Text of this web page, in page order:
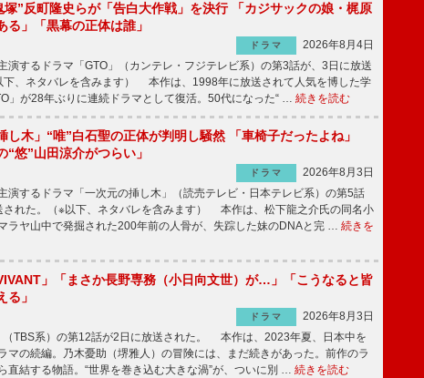
塚”反町隆史らが「告白大作戦」を決行 「カジサックの娘・梶原
る」「黒幕の正体は誰」
ドラマ
2026年8月4日
演するドラマ「GTO」（カンテレ・フジテレビ系）の第3話が、3日に放送
下、ネタバレを含みます） 本作は、1998年に放送されて人気を博した学
」が28年ぶりに連続ドラマとして復活。50代になった“ … 続きを読む
し木」“唯”白石聖の正体が判明し騒然 「車椅子だったよね」
“悠”山田涼介がつらい」
ドラマ
2026年8月3日
演するドラマ「一次元の挿し木」（読売テレビ・日本テレビ系）の第5話
された。（※以下、ネタバレを含みます） 本作は、松下龍之介氏の同名小
ラヤ山中で発掘された200年前の人骨が、失踪した妹のDNAと完 … 続きを
」「まさか長野専務（小日向文世）が…」「こうなると皆
る」
ドラマ
2026年8月3日
TBS系）の第12話が2日に放送された。 本作は、2023年夏、日本中を
マの続編。乃木憂助（堺雅人）の冒険には、まだ続きがあった。前作のラ
直結する物語。“世界を巻き込む大きな渦”が、ついに別 … 続きを読む